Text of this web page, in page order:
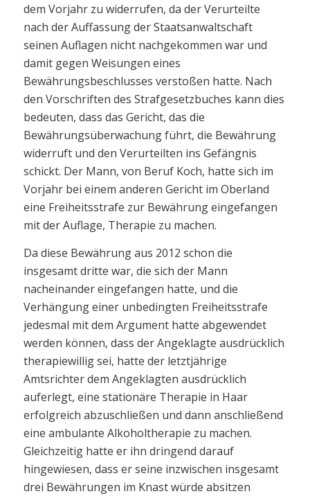
dem Vorjahr zu widerrufen, da der Verurteilte
nach der Auffassung der Staatsanwaltschaft
seinen Auflagen nicht nachgekommen war und
damit gegen Weisungen eines
Bewährungsbeschlusses verstoßen hatte. Nach
den Vorschriften des Strafgesetzbuches kann dies
bedeuten, dass das Gericht, das die
Bewährungsüberwachung führt, die Bewährung
widerruft und den Verurteilten ins Gefängnis
schickt. Der Mann, von Beruf Koch, hatte sich im
Vorjahr bei einem anderen Gericht im Oberland
eine Freiheitsstrafe zur Bewährung eingefangen
mit der Auflage, Therapie zu machen.
Da diese Bewährung aus 2012 schon die
insgesamt dritte war, die sich der Mann
nacheinander eingefangen hatte, und die
Verhängung einer unbedingten Freiheitsstrafe
jedesmal mit dem Argument hatte abgewendet
werden können, dass der Angeklagte ausdrücklich
therapiewillig sei, hatte der letztjährige
Amtsrichter dem Angeklagten ausdrücklich
auferlegt, eine stationäre Therapie in Haar
erfolgreich abzuschließen und dann anschließend
eine ambulante Alkoholtherapie zu machen.
Gleichzeitig hatte er ihn dringend darauf
hingewiesen, dass er seine inzwischen insgesamt
drei Bewährungen im Knast würde absitzen